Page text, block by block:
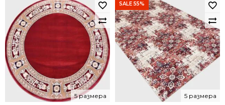
5 размера
SALE 55%
5 размера